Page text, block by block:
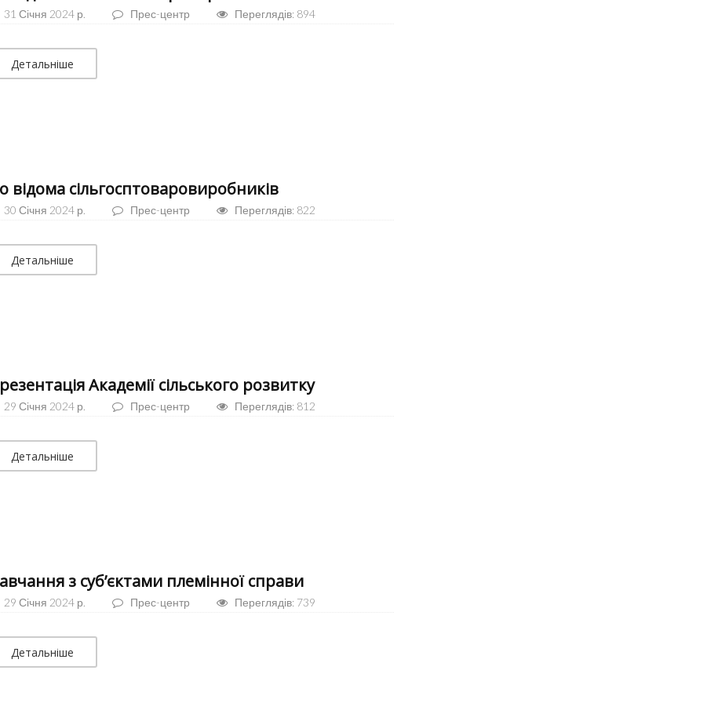
31 Січня 2024 р. Прес-центр Переглядів: 894
Детальніше
відома сільгосптоваровиробників
30 Січня 2024 р. Прес-центр Переглядів: 822
Детальніше
Академії сільського розвитку
29 Січня 2024 р. Прес-центр Переглядів: 812
Детальніше
з суб’єктами племінної справи
29 Січня 2024 р. Прес-центр Переглядів: 739
Детальніше